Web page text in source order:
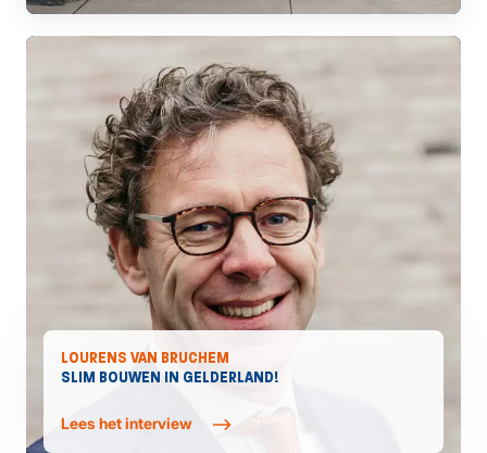
LOURENS VAN BRUCHEM
SLIM BOUWEN IN GELDERLAND!
Lees het interview